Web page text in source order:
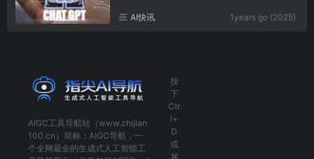
AI快讯 1years go (2025)
AIGC工具导航站（www.zhijian
100.cn）简称： AIGC导航 ，一
个全网最全的生成式人工智能工
按
下
Ctr
l+
D
或
⌘